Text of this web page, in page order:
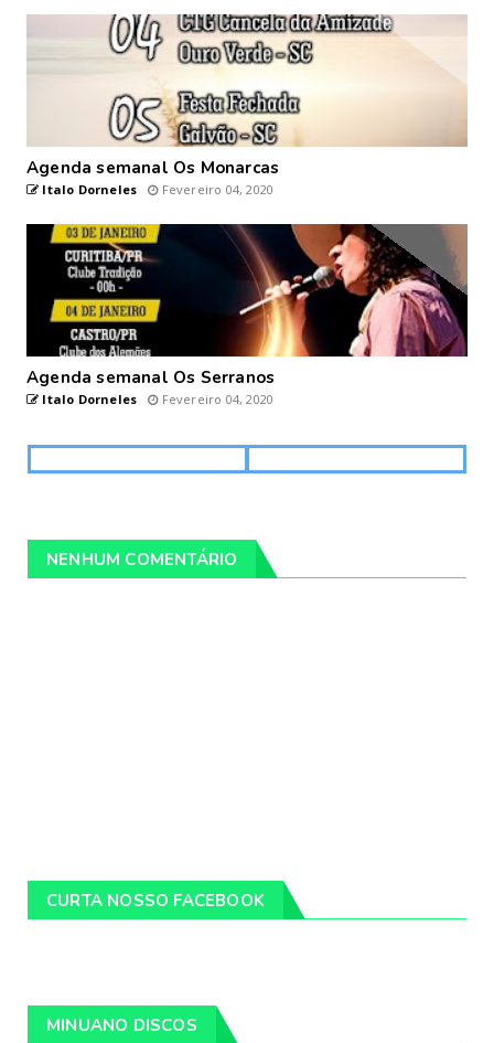
Agenda semanal Os Monarcas
Italo Dorneles Fevereiro 04, 2020
Agenda semanal Os Serranos
Italo Dorneles Fevereiro 04, 2020
NENHUM COMENTÁRIO
CURTA NOSSO FACEBOOK
MINUANO DISCOS